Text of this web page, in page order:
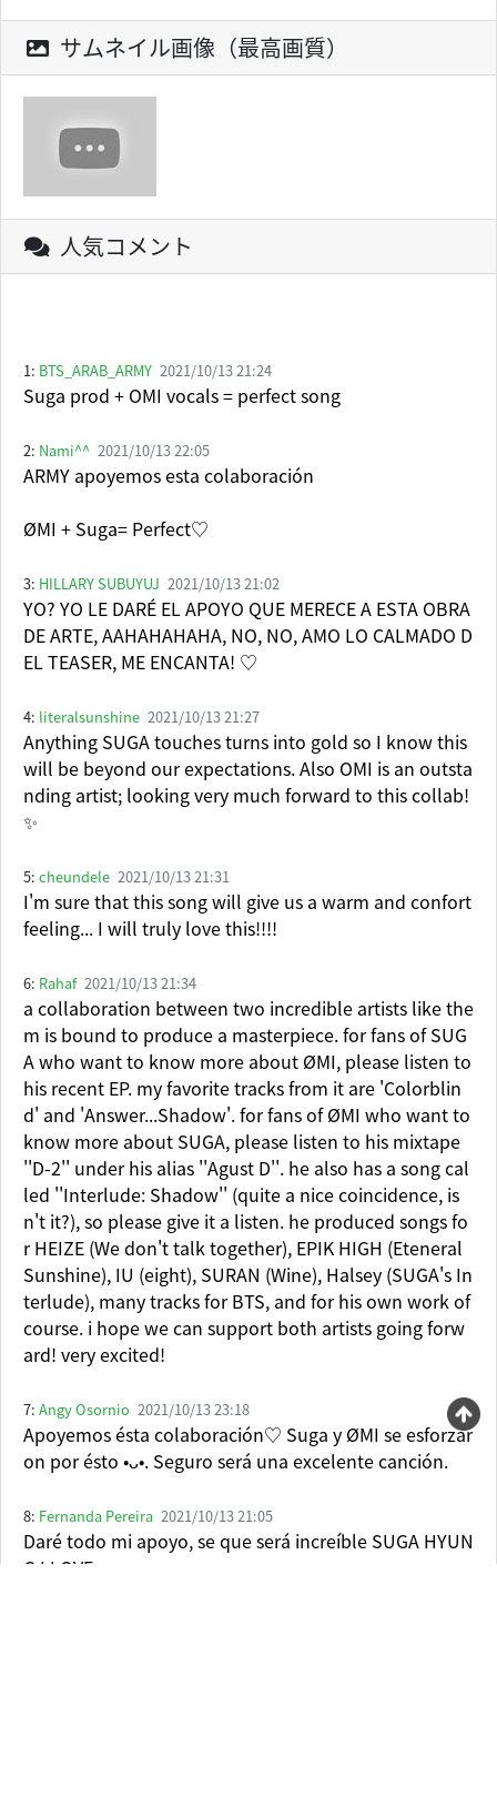
サムネイル画像（最高画質）
人気コメント
1: BTS_ARAB_ARMY 2021/10/13 21:24
Suga prod + OMI vocals = perfect song
2: Nami^^ 2021/10/13 22:05
ARMY apoyemos esta colaboración
ØMI + Suga= Perfect♡
3: HILLARY SUBUYUJ 2021/10/13 21:02
YO? YO LE DARÉ EL APOYO QUE MERECE A ESTA OBRA
DE ARTE, AAHAHAHAHA, NO, NO, AMO LO CALMADO D
EL TEASER, ME ENCANTA! ♡
4: literalsunshine 2021/10/13 21:27
Anything SUGA touches turns into gold so I know this
will be beyond our expectations. Also OMI is an outsta
nding artist; looking very much forward to this collab!
✨
5: cheundele 2021/10/13 21:31
I'm sure that this song will give us a warm and confort
feeling... I will truly love this!!!!
6: Rahaf 2021/10/13 21:34
a collaboration between two incredible artists like the
m is bound to produce a masterpiece. for fans of SUG
A who want to know more about ØMI, please listen to
his recent EP. my favorite tracks from it are 'Colorblin
d' and 'Answer...Shadow'. for fans of ØMI who want to
know more about SUGA, please listen to his mixtape
''D-2'' under his alias ''Agust D''. he also has a song cal
led ''Interlude: Shadow'' (quite a nice coincidence, is
n't it?), so please give it a listen. he produced songs fo
r HEIZE (We don't talk together), EPIK HIGH (Eteneral
Sunshine), IU (eight), SURAN (Wine), Halsey (SUGA's In
terlude), many tracks for BTS, and for his own work of
course. i hope we can support both artists going forw
ard! very excited!
7: Angy Osornio 2021/10/13 23:18
Apoyemos ésta colaboración♡ Suga y ØMI se esforzar
on por ésto •ᴗ•. Seguro será una excelente canción.
8: Fernanda Pereira 2021/10/13 21:05
Daré todo mi apoyo, se que será increíble SUGA HYUN
G I LOVE